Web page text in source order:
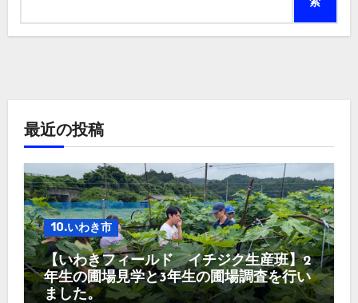
最近の投稿
10.いわき市
【いわきフィールド イチジク生産班】2
年生の圃場見学と3年生の圃場調査を行い
ました。